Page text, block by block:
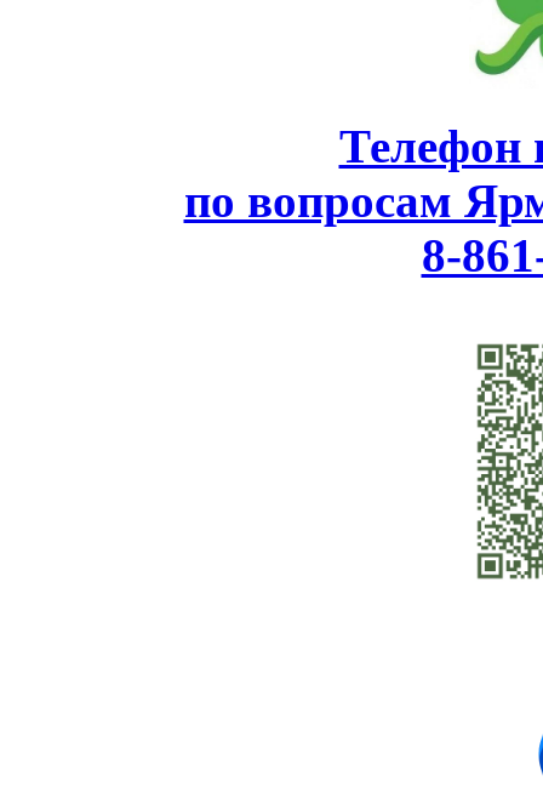
Телефон
по вопросам
8-